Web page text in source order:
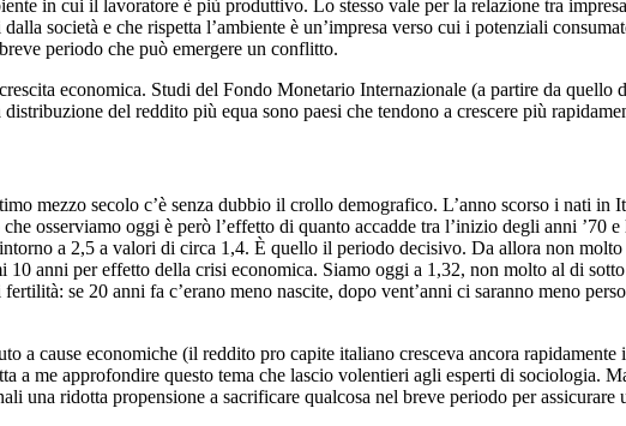
in cui il lavoratore è più produttivo. Lo stesso vale per la relazione tra
società e che rispetta l’ambiente è un’impresa verso cui i potenziali
periodo che può emergere un conflitto.
economica. Studi del Fondo Monetario Internazionale (a partire da quello
del reddito più equa sono paesi che tendono a crescere più
mezzo secolo c’è senza dubbio il crollo demografico. L’anno scorso i nati
osserviamo oggi è però l’effetto di quanto accadde tra l’inizio degli anni ’70
a 2,5 a valori di circa 1,4. È quello il periodo decisivo. Da allora non
anni per effetto della crisi economica. Siamo oggi a 1,32, non molto al di
se 20 anni fa c’erano meno nascite, dopo vent’anni ci saranno meno
cause economiche (il reddito pro capite italiano cresceva ancora rapidamente
me approfondire questo tema che lascio volentieri agli esperti di sociologia.
una ridotta propensione a sacrificare qualcosa nel breve periodo per